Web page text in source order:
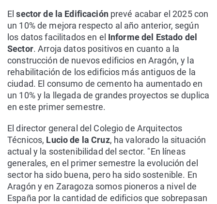
Elsector de la Edificaciónprevé acabar el 2025 con
un 10% de mejora respecto al año anterior, según
los datos facilitados en el Informe del Estado del
Sector. Arroja datos positivos en cuanto a la
construcción de nuevos edificios en Aragón, y la
rehabilitación de los edificios más antiguos de la
ciudad. El consumo de cemento ha aumentado en
un 10% y la llegada de grandes proyectos se duplica
en este primer semestre.
El director general del Colegio de Arquitectos
Técnicos, Lucio de la Cruz, ha valorado la situación
actual y la sostenibilidad del sector. "En líneas
generales, en el primer semestre la evolución del
sector ha sido buena, pero ha sido sostenible. En
Aragón y en Zaragoza somos pioneros a nivel de
España por la cantidad de edificios que sobrepasan